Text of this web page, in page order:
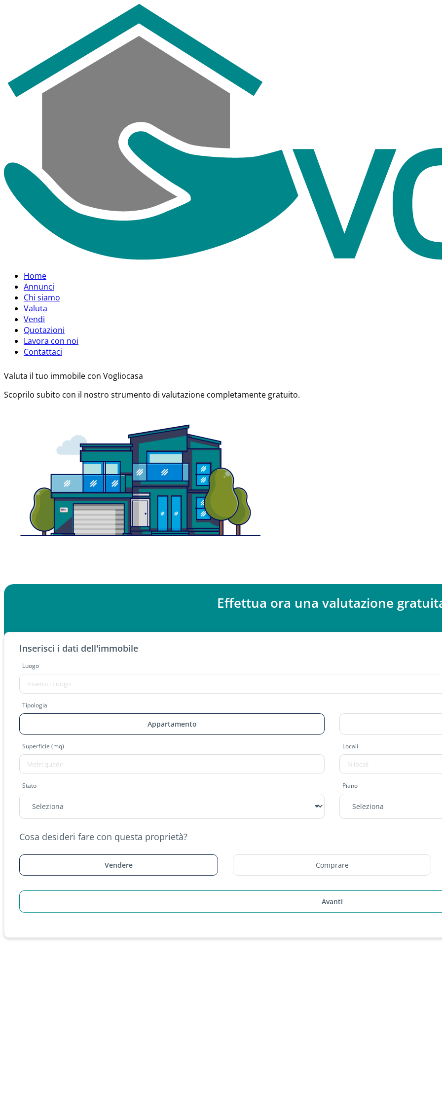
Home
Annunci
Chi siamo
Valuta
Vendi
Quotazioni
Lavora con noi
Contattaci
Valuta il tuo immobile con Vogliocasa
Scoprilo subito con il nostro strumento di valutazione completamente gratuito.
Effettua ora una valutazione
Inserisci i dati dell'immobile
Luogo
Tipologia
Appartamento
Superficie (mq) Locali
Stato Piano
Cosa desideri fare con questa proprietà?
Vendere Comprare
Avanti